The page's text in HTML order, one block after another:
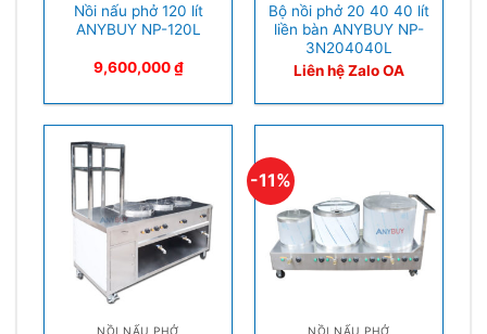
Nồi nấu phở 120 lít
ANYBUY NP-120L
9,600,000₫
Bộ nồi phở 20 40 40 lít
liền bàn ANYBUY NP-
3N204040L
Liên hệ Zalo OA
NỒI NẤU PHỞ
-11%
NỒI NẤU PHỞ